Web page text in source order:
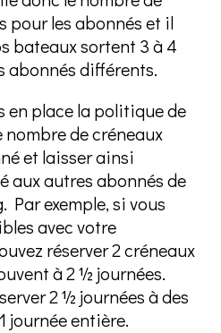
pour les abonnés et il
bateaux sortent 3 à 4
abonnés différents.
en place la politique de
de créneaux
et laisser ainsi
aux autres abonnés de
Par exemple, si vous
avec votre
réserver 2 créneaux
à 2 ½ journées.
2 ½ journées à des
journée entière.